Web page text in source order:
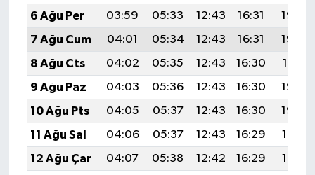
6 Ağu Per
03:59 05:33 12:43 16:31
19:43
7 Ağu Cum
04:01 05:34 12:43 16:31
19:42
8 Ağu Cts
04:02 05:35 12:43 16:30
19:41
9 Ağu Paz
04:03 05:36 12:43 16:30
19:40
10 Ağu Pts
04:05 05:37 12:43 16:30
19:39
11 Ağu Sal
04:06 05:37 12:43 16:29
19:38
12 Ağu Çar
04:07 05:38 12:42 16:29
19:37